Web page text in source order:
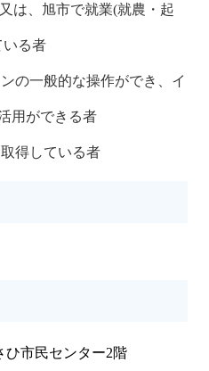
は、旭市で就業(就農・起
いる者
の一般的な操作ができ、イ
用ができる者
得している者
市民センター2階